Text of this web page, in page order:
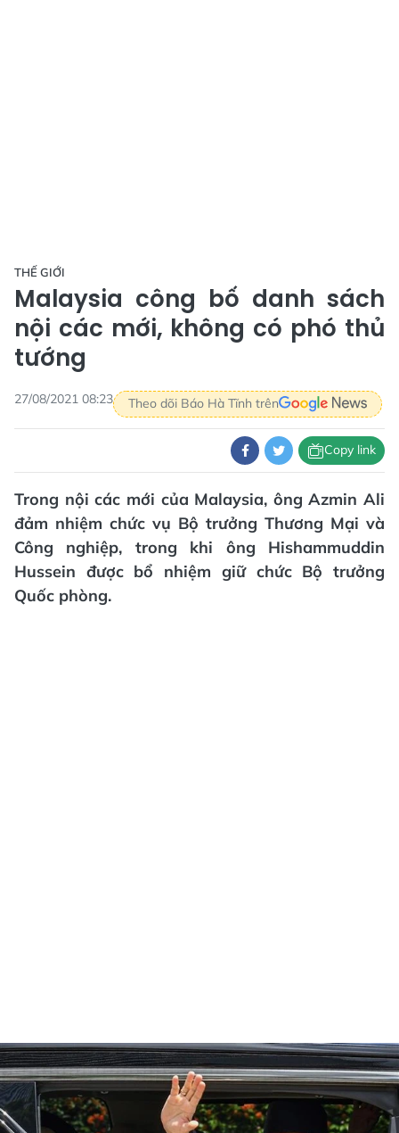
THẾ GIỚI
Malaysia công bố danh sách
nội các mới, không có phó thủ
tướng
27/08/2021 08:23 Theo dõi Báo Hà Tĩnh trên
Copy link
Trong nội các mới của Malaysia, ông Azmin Ali
đảm nhiệm chức vụ Bộ trưởng Thương Mại và
Công nghiệp, trong khi ông Hishammuddin
Hussein được bổ nhiệm giữ chức Bộ trưởng
Quốc phòng.